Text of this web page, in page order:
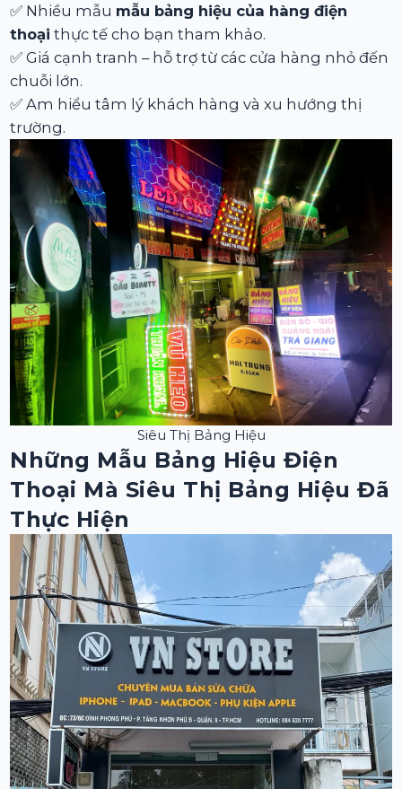
✅ Nhiều mẫu mẫu bảng hiệu của hàng điện
thoại thực tế cho bạn tham khảo.
✅ Giá cạnh tranh – hỗ trợ từ các cửa hàng nhỏ đến
chuỗi lớn.
✅ Am hiểu tâm lý khách hàng và xu hướng thị
trường.
Siêu Thị Bảng Hiệu
Những Mẫu Bảng Hiệu Điện
Thoại Mà Siêu Thị Bảng Hiệu Đã
Thực Hiện